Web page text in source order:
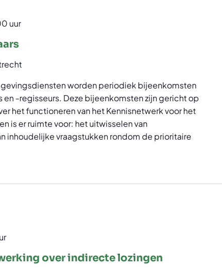
uur
worden periodiek bijeenkomsten
-regisseurs. Deze bijeenkomsten zijn gericht op
het functioneren van het Kennisnetwerk voor het
is er ruimte voor: het uitwisselen van
inhoudelijke vraagstukken rondom de prioritaire
over indirecte lozingen